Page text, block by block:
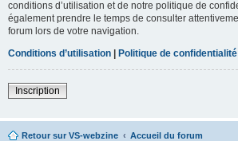
conditions d’utilisation et de notre politique de
également prendre le temps de consulter
forum lors de votre navigation.
Conditions d’utilisation | Politique de confidentialité
Inscription
Retour sur VS-webzine Accueil du forum